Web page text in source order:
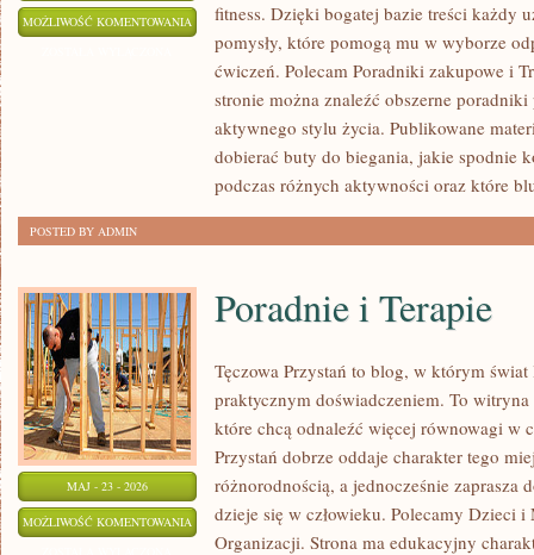
MOŻLIWOŚĆ KOMENTOWANIA PORADNIKI
ZAKUPOWE
fitness. Dzięki bogatej bazie treści każdy
pomysły, które pomogą mu w wyborze
ćwiczeń. Polecam Poradniki zakupowe i
stronie można znaleźć obszerne poradniki
aktywnego stylu życia. Publikowane
dobierać buty do biegania, jakie spodnie
podczas różnych aktywności oraz które
POSTED BY ADMIN
MAJ - 23 - 2026
MOŻLIWOŚĆ KOMENTOWANIA PORADNIE
Poradnie i Terapie
Tęczowa Przystań to blog, w którym
praktycznym doświadczeniem. To
które chcą odnaleźć więcej równowagi w
Przystań dobrze oddaje charakter tego
różnorodnością, a jednocześnie zaprasza
dzieje się w człowieku. Polecamy Dzieci i
Organizacji. Strona ma edukacyjny